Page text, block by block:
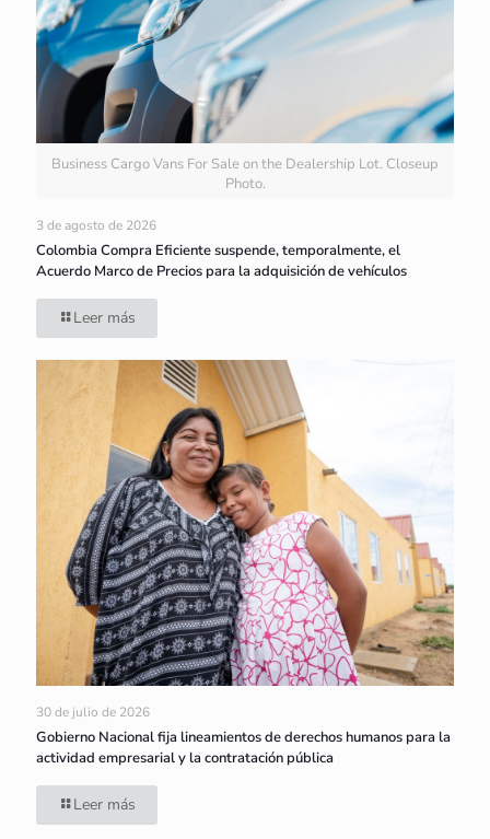
Business Cargo Vans For Sale on the Dealership Lot. Closeup
Photo.
3 de agosto de 2026
Colombia Compra Eficiente suspende, temporalmente, el
Acuerdo Marco de Precios para la adquisición de vehículos
Leer más
30 de julio de 2026
Gobierno Nacional fija lineamientos de derechos humanos para la
actividad empresarial y la contratación pública
Leer más